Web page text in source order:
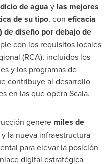
de agua y las mejores
de su tipo, con eficacia
de diseño por debajo de
con los requisitos locales
(RCA), incluidos los
y los programas de
contribuye al desarrollo
en las que opera Scala.
genere miles de
y la nueva infraestructura
para elevar la posición
digital estratégica